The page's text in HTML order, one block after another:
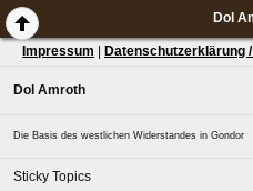
Dol
Impressum Datenschutzerklärung
Dol Amroth
Die Basis des westlichen Widerstandes in Gondor
Sticky Topics